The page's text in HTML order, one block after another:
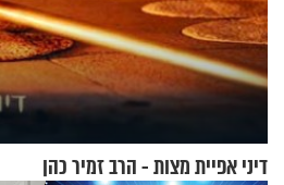
דיני אפיית מצות - הרב זמיר כהן